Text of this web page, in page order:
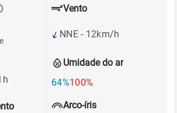
Umidade do ar
64%100%
Vento
NNE - 12km/h
Arco-íris